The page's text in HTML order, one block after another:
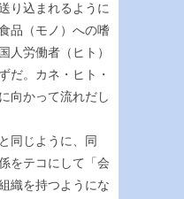
り込まれるように
品（モノ）への嗜
人労働者（ヒト）
だ。カネ・ヒト・
向かって流れだし
同じように、同
をテコにして「会
織を持つようにな